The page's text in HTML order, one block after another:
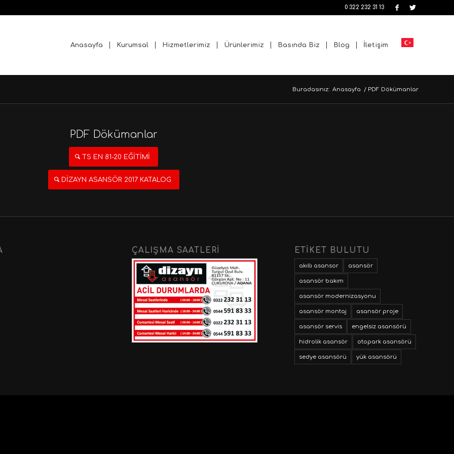
0 322 232 31 13
Anasayfa Kurumsal Hizmetlerimiz Ürünlerimiz Basında Biz Blog İletişim
Buradasınız: Anasayfa / PDF Dökümanlar
PDF Dökümanlar
TS EN 81-20 EĞİTİMİ
DİZAYN ASANSÖR 2017 KATALOG
ÇALIŞMA SAATLERI ETİKET BULUTU
akıllı asansor asansör
asansör bakım
asansör modernizasyonu
asansör montaj asansör proje
asansör servis engelsiz asansörü
hidrolik asansör otopark asansörü
sedye asansörü yük asansörü